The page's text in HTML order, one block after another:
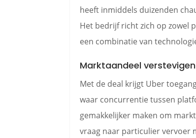
heeft inmiddels duizenden
Het bedrijf richt zich op zowel
een combinatie van
Marktaandeel verstevigen
Met de deal krijgt Uber
waar concurrentie tussen
gemakkelijker maken om
vraag naar particulier vervoer